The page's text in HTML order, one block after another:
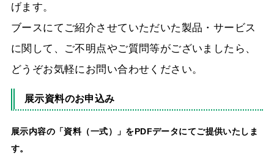
げます。
ブースにてご紹介させていただいた製品・サービス
に関して、ご不明点やご質問等がございましたら、
どうぞお気軽にお問い合わせください。
展示資料のお申込み
展示内容の「資料（一式）」をPDFデータにてご提供いたしま
す。